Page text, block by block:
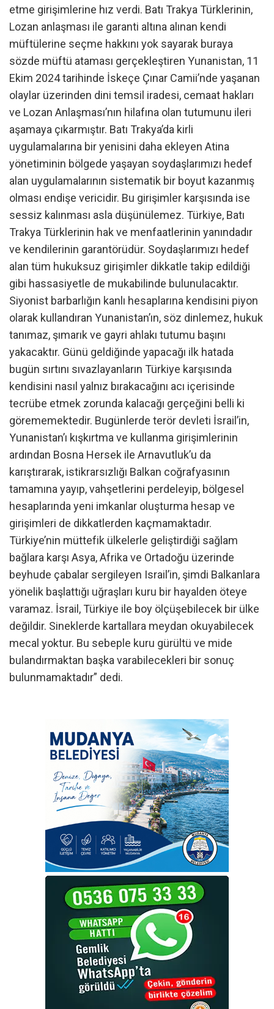
etme girişimlerine hız verdi. Batı Trakya Türklerinin,
Lozan anlaşması ile garanti altına alınan kendi
müftülerine seçme hakkını yok sayarak buraya
sözde müftü ataması gerçekleştiren Yunanistan, 11
Ekim 2024 tarihinde İskeçe Çınar Camii’nde yaşanan
olaylar üzerinden dini temsil iradesi, cemaat hakları
ve Lozan Anlaşması’nın hilafına olan tutumunu ileri
aşamaya çıkarmıştır. Batı Trakya’da kirli
uygulamalarına bir yenisini daha ekleyen Atina
yönetiminin bölgede yaşayan soydaşlarımızı hedef
alan uygulamalarının sistematik bir boyut kazanmış
olması endişe vericidir. Bu girişimler karşısında ise
sessiz kalınması asla düşünülemez. Türkiye, Batı
Trakya Türklerinin hak ve menfaatlerinin yanındadır
ve kendilerinin garantörüdür. Soydaşlarımızı hedef
alan tüm hukuksuz girişimler dikkatle takip edildiği
gibi hassasiyetle de mukabilinde bulunulacaktır.
Siyonist barbarlığın kanlı hesaplarına kendisini piyon
olarak kullandıran Yunanistan’ın, söz dinlemez, hukuk
tanımaz, şımarık ve gayri ahlakı tutumu başını
yakacaktır. Günü geldiğinde yapacağı ilk hatada
bugün sırtını sıvazlayanların Türkiye karşısında
kendisini nasıl yalnız bırakacağını acı içerisinde
tecrübe etmek zorunda kalacağı gerçeğini belli ki
görememektedir. Bugünlerde terör devleti İsrail’in,
Yunanistan’ı kışkırtma ve kullanma girişimlerinin
ardından Bosna Hersek ile Arnavutluk’u da
karıştırarak, istikrarsızlığı Balkan coğrafyasının
tamamına yayıp, vahşetlerini perdeleyip, bölgesel
hesaplarında yeni imkanlar oluşturma hesap ve
girişimleri de dikkatlerden kaçmamaktadır.
Türkiye’nin müttefik ülkelerle geliştirdiği sağlam
bağlara karşı Asya, Afrika ve Ortadoğu üzerinde
beyhude çabalar sergileyen Israil’in, şimdi Balkanlara
yönelik başlattığı uğraşları kuru bir hayalden öteye
varamaz. İsrail, Türkiye ile boy ölçüşebilecek bir ülke
değildir. Sineklerde kartallara meydan okuyabilecek
mecal yoktur. Bu sebeple kuru gürültü ve mide
bulandırmaktan başka varabilecekleri bir sonuç
bulunmamaktadır” dedi.